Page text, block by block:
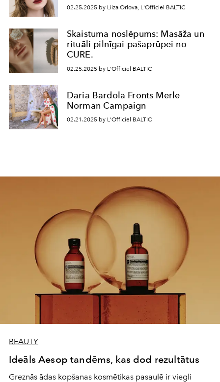
02.25.2025 by Liiza Orlova, L'Officiel BALTIC
Skaistuma noslēpums: Masāža un
rituāli pilnīgai pašaprūpei no
CURE.
02.25.2025 by L'Officiel BALTIC
Daria Bardola Fronts Merle
Norman Campaign
02.21.2025 by L'Officiel BALTIC
BEAUTY
Ideāls Aesop tandēms, kas dod rezultātus
Greznās ādas kopšanas kosmētikas pasaulē ir viegli